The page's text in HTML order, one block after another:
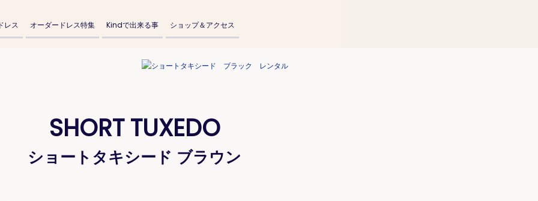
レス オーダードレス特集 Kindで出来る事 ショップ＆アクセス
SHORT TUXEDO
ショートタキシード ブラウン